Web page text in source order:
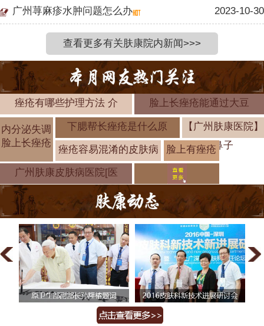
广州荨麻疹水肿问题怎么办 2023-10-30
查看更多有关肤康院内新闻>>>
痤疮有哪些护理方法 介 脸上长痤疮能通过大豆
内分泌失调
脸上长痤疮
下腮帮长痤疮是什么原
【广州肤康医院】
鼻子
痤疮容易混淆的皮肤病
脸上有痤疮
会有哪些症
广州肤康皮肤病医院[医